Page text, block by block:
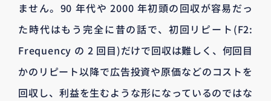
ません。90 年代や 2000 年初頭の回収が容易だっ
た時代はもう完全に昔の話で、初回リピート(F2:
Frequency の 2 回目)だけで回収は難しく、何回目
かのリピート以降で広告投資や原価などのコストを
回収し、利益を生むような形になっているのではな